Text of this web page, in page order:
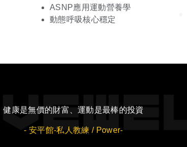
ASNP應用運動營養學
動態呼吸核心穩定
健康是無價的財富、運動是最棒的投資
- 安平館-私人教練 / Power-